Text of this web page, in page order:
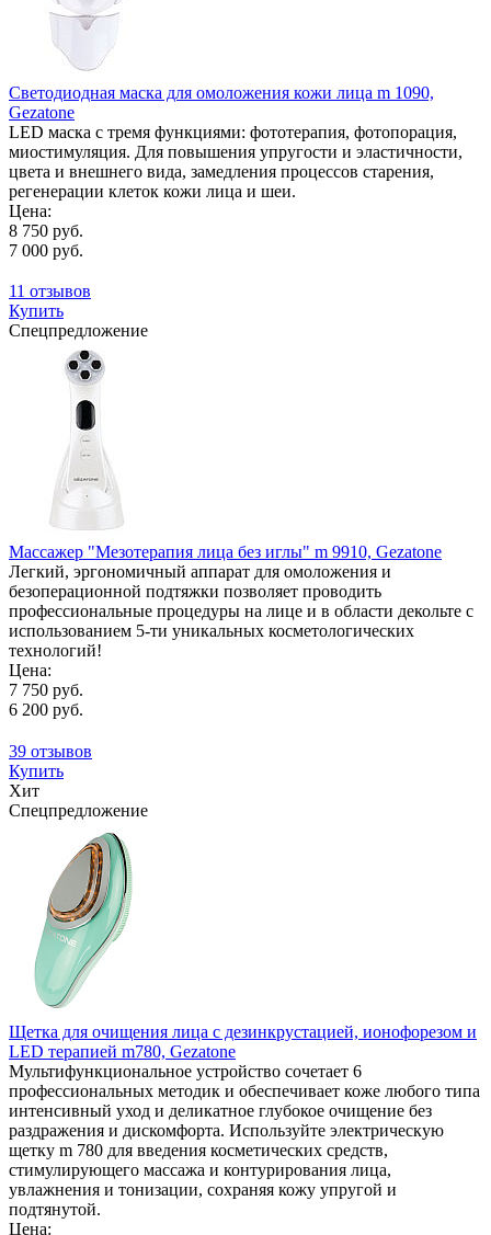
Светодиодная маска для омоложения кожи лица m 1090,
Gezatone
LED маска с тремя функциями: фототерапия, фотопорация,
миостимуляция. Для повышения упругости и эластичности,
цвета и внешнего вида, замедления процессов старения,
регенерации клеток кожи лица и шеи.
Цена:
8 750 руб.
7 000 руб.
11 отзывов
Купить
Спецпредложение
Массажер "Мезотерапия лица без иглы" m 9910, Gezatone
Легкий, эргономичный аппарат для омоложения и
безоперационной подтяжки позволяет проводить
профессиональные процедуры на лице и в области декольте с
использованием 5-ти уникальных косметологических
технологий!
Цена:
7 750 руб.
6 200 руб.
39 отзывов
Купить
Хит
Спецпредложение
Щетка для очищения лица с дезинкрустацией, ионофорезом и
LED терапией m780, Gezatone
Мультифункциональное устройство сочетает 6
профессиональных методик и обеспечивает коже любого типа
интенсивный уход и деликатное глубокое очищение без
раздражения и дискомфорта. Используйте электрическую
щетку m 780 для введения косметических средств,
стимулирующего массажа и контурирования лица,
увлажнения и тонизации, сохраняя кожу упругой и
подтянутой.
Цена: